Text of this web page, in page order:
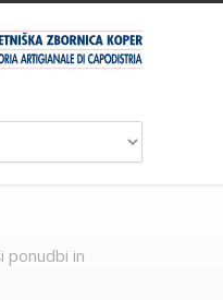
ponudbi in